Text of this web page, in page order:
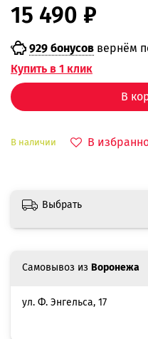
В наличии В
15 490 ₽
929 бонусов вернём
Купить в 1 клик
В
Самовывоз из Воронежа
ул. Ф. Энгельса, 17
Выбрать